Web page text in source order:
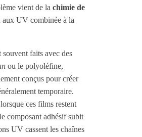
vient de la chimie de
UV combinée à la
faits avec des
ou le polyoléfine,
conçus pour créer
temporaire.
ces films restent
composant adhésif subit
UV cassent les chaînes